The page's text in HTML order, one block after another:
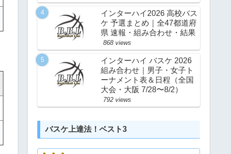
インターハイ2026 高校バス
ケ 予選まとめ｜全47都道府
県 速報・組み合わせ・結果
868 views
インターハイ バスケ 2026
組み合わせ｜男子・女子ト
ーナメント表＆日程（全国
大会・大阪 7/28〜8/2）
792 views
バスケ上達法！ベスト3